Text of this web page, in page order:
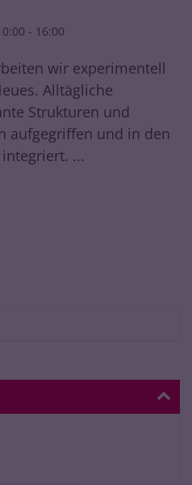
- 16:00
wir experimentell
Alltägliche
Strukturen und
aufgegriffen und in den
...